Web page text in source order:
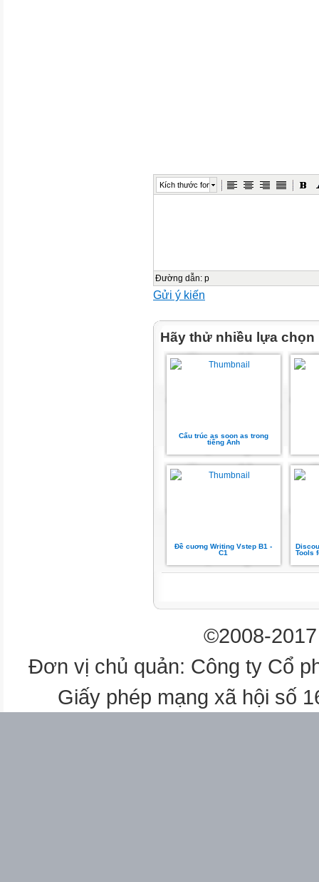
Kích thước font
Đường dẫn: p
Gửi ý kiến
Hãy thử nhiều lựa chọn
Cấu trúc as soon as trong
tiếng Anh
Đề cuơng Writing Vstep B1 -
C1
Tools
©2008-
Đơn vị chủ quản: Công ty Cổ
Giấy phép mạng xã hội số